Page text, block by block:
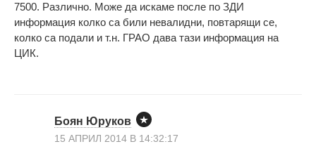
7500. Различно. Може да искаме после по ЗДИ
информация колко са били невалидни, повтарящи се,
колко са подали и т.н. ГРАО дава тази информация на
ЦИК.
Боян Юруков
15 АПРИЛ 2014 В 14:32:17